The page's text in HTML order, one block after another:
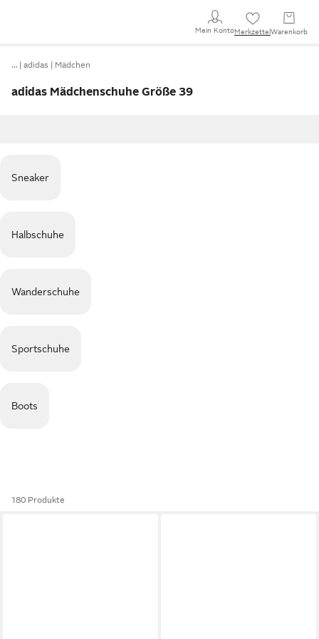
Mein KontoMerkzettel Warenkorb
… adidas Mädchen
adidas Mädchenschuhe Größe 39
Sneaker
Halbschuhe
Wanderschuhe
Sportschuhe
Boots
180 Produkte